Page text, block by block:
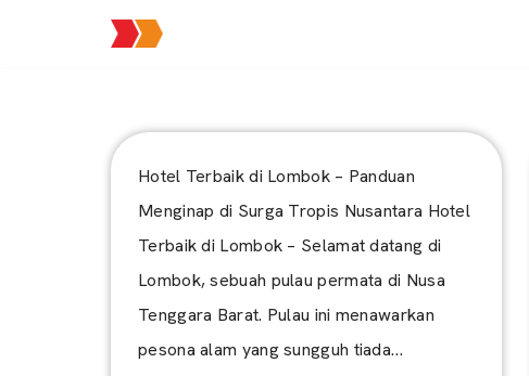
Hotel Terbaik di Lombok – Panduan
Menginap di Surga Tropis Nusantara Hotel
Terbaik di Lombok – Selamat datang di
Lombok, sebuah pulau permata di Nusa
Tenggara Barat. Pulau ini menawarkan
pesona alam yang sungguh tiada…